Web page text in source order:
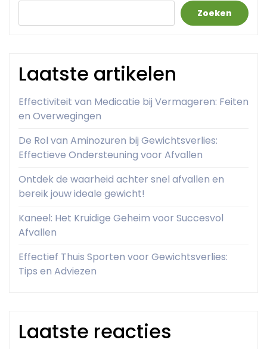
Zoeken
Laatste artikelen
Effectiviteit van Medicatie bij Vermageren: Feiten
en Overwegingen
De Rol van Aminozuren bij Gewichtsverlies:
Effectieve Ondersteuning voor Afvallen
Ontdek de waarheid achter snel afvallen en
bereik jouw ideale gewicht!
Kaneel: Het Kruidige Geheim voor Succesvol
Afvallen
Effectief Thuis Sporten voor Gewichtsverlies:
Tips en Adviezen
Laatste reacties